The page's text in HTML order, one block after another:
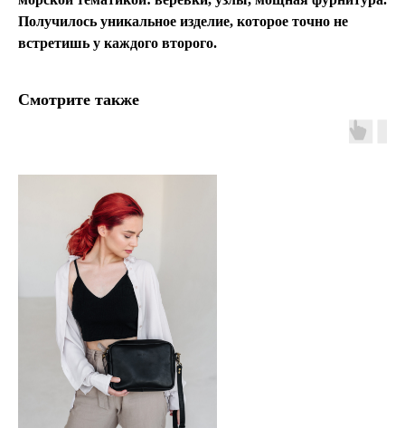
Получилось уникальное изделие, которое точно не
встретишь у каждого второго.
Смотрите также